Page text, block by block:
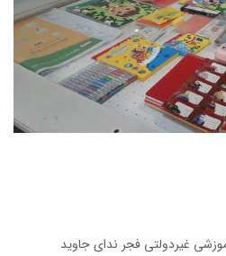
غیردولتی فجر ندای جاوید